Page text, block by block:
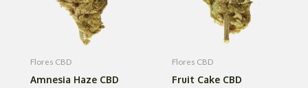
Flores CBD
Amnesia Haze CBD
Flores CBD
Fruit Cake CBD